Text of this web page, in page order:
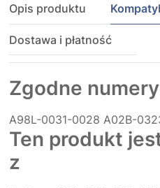
Opis produktu
Dostawa i płatność
Zgodne
A98L-0031-0028 A02B-
Ten produkt
z